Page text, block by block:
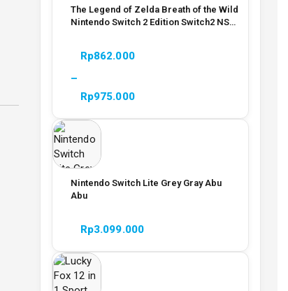
The Legend of Zelda Breath of the Wild
Nintendo Switch 2 Edition Switch2 NS2
Rp862.000
–
Rp975.000
Nintendo Switch Lite Grey Gray Abu
Abu
Rp3.099.000